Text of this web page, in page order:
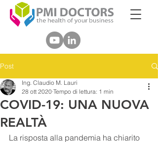
Post
COVID-19: UNA NUOVA
REALTÀ
Ing. Claudio M. Lauri
28 ott 2020 Tempo di lettura: 1 min
La risposta alla pandemia ha chiarito